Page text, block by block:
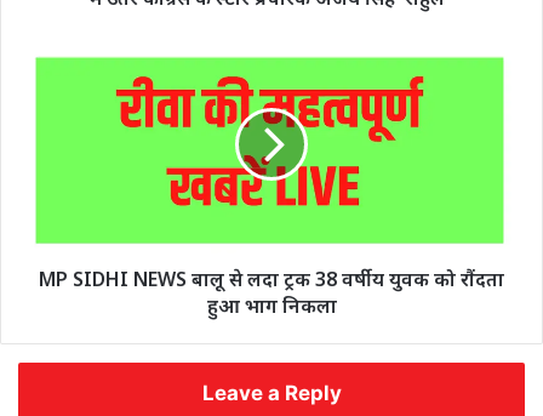
MP SIDHI NEWS बालू से लदा ट्रक 38 वर्षीय युवक को रौंदता
हुआ भाग निकला
Leave a Reply